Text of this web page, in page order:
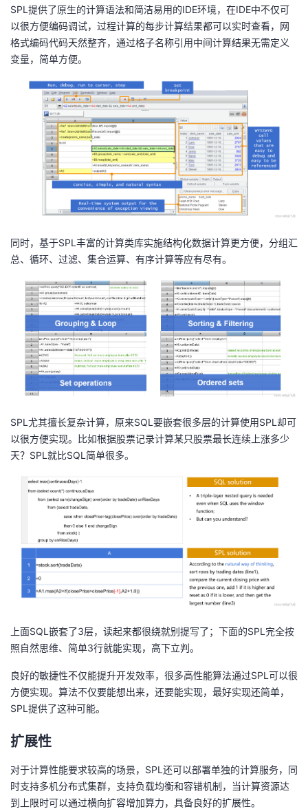
SPL提供了原生的计算语法和简洁易用的IDE环境，在IDE中不仅可
以很方便编码调试，过程计算的每步计算结果都可以实时查看，网
格式编码代码天然整齐，通过格子名称引用中间计算结果无需定义
变量，简单方便。
同时，基于SPL丰富的计算类库实施结构化数据计算更方便，分组汇
总、循环、过滤、集合运算、有序计算等应有尽有。
SPL尤其擅长复杂计算，原来SQL要嵌套很多层的计算使用SPL却可
以很方便实现。比如根据股票记录计算某只股票最长连续上涨多少
天？SPL就比SQL简单很多。
上面SQL嵌套了3层，读起来都很绕就别提写了；下面的SPL完全按
照自然思维、简单3行就能实现，高下立判。
良好的敏捷性不仅能提升开发效率，很多高性能算法通过SPL可以很
方便实现。算法不仅要能想出来，还要能实现，最好实现还简单，
SPL提供了这种可能。
扩展性
对于计算性能要求较高的场景，SPL还可以部署单独的计算服务，同
时支持多机分布式集群，支持负载均衡和容错机制，当计算资源达
到上限时可以通过横向扩容增加算力，具备良好的扩展性。